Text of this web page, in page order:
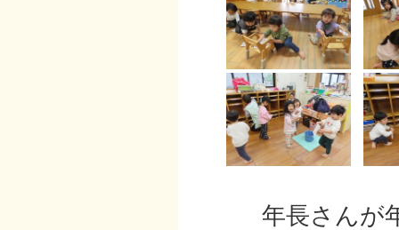
年長さんが年